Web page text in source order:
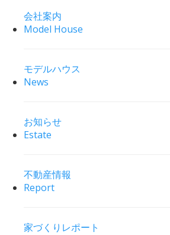
会社案内
Model House
モデルハウス
News
お知らせ
Estate
不動産情報
Report
家づくりレポート